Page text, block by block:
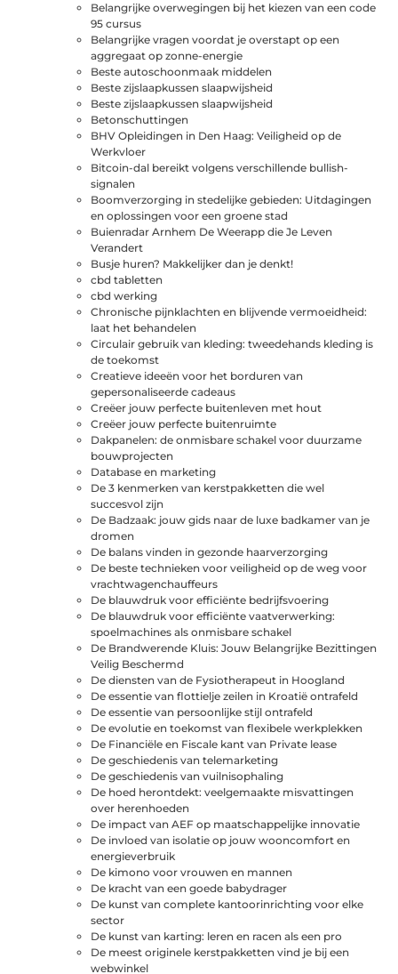
Belangrijke overwegingen bij het kiezen van een code
95 cursus
Belangrijke vragen voordat je overstapt op een
aggregaat op zonne-energie
Beste autoschoonmaak middelen
Beste zijslaapkussen slaapwijsheid
Beste zijslaapkussen slaapwijsheid
Betonschuttingen
BHV Opleidingen in Den Haag: Veiligheid op de
Werkvloer
Bitcoin-dal bereikt volgens verschillende bullish-
signalen
Boomverzorging in stedelijke gebieden: Uitdagingen
en oplossingen voor een groene stad
Buienradar Arnhem De Weerapp die Je Leven
Verandert
Busje huren? Makkelijker dan je denkt!
cbd tabletten
cbd werking
Chronische pijnklachten en blijvende vermoeidheid:
laat het behandelen
Circulair gebruik van kleding: tweedehands kleding is
de toekomst
Creatieve ideeën voor het borduren van
gepersonaliseerde cadeaus
Creëer jouw perfecte buitenleven met hout
Creëer jouw perfecte buitenruimte
Dakpanelen: de onmisbare schakel voor duurzame
bouwprojecten
Database en marketing
De 3 kenmerken van kerstpakketten die wel
succesvol zijn
De Badzaak: jouw gids naar de luxe badkamer van je
dromen
De balans vinden in gezonde haarverzorging
De beste technieken voor veiligheid op de weg voor
vrachtwagenchauffeurs
De blauwdruk voor efficiënte bedrijfsvoering
De blauwdruk voor efficiënte vaatverwerking:
spoelmachines als onmisbare schakel
De Brandwerende Kluis: Jouw Belangrijke Bezittingen
Veilig Beschermd
De diensten van de Fysiotherapeut in Hoogland
De essentie van flottielje zeilen in Kroatië ontrafeld
De essentie van persoonlijke stijl ontrafeld
De evolutie en toekomst van flexibele werkplekken
De Financiële en Fiscale kant van Private lease
De geschiedenis van telemarketing
De geschiedenis van vuilnisophaling
De hoed herontdekt: veelgemaakte misvattingen
over herenhoeden
De impact van AEF op maatschappelijke innovatie
De invloed van isolatie op jouw wooncomfort en
energieverbruik
De kimono voor vrouwen en mannen
De kracht van een goede babydrager
De kunst van complete kantoorinrichting voor elke
sector
De kunst van karting: leren en racen als een pro
De meest originele kerstpakketten vind je bij een
webwinkel